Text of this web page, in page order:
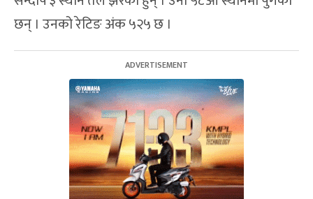
छन् । उनको रेटिङ अंक ५२५ छ ।